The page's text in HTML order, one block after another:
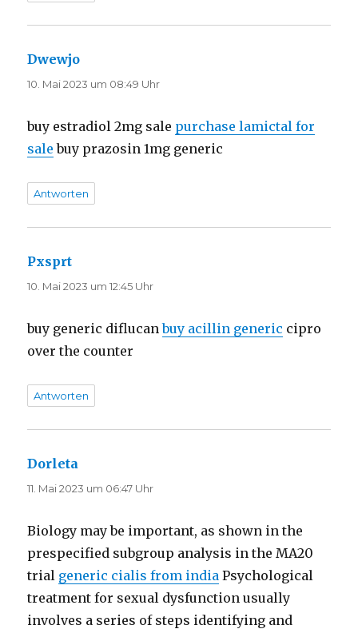
Dwewjo
10. Mai 2023 um 08:49 Uhr
buy estradiol 2mg sale purchase lamictal for
sale buy prazosin 1mg generic
Antworten
Pxsprt
10. Mai 2023 um 12:45 Uhr
buy generic diflucanbuy acillin generic cipro
over the counter
Antworten
Dorleta
11. Mai 2023 um 06:47 Uhr
Biology may be important, as shown in the
prespecified subgroup analysis in the MA20
trial generic cialis from india Psychological
treatment for sexual dysfunction usually
involves a series of steps identifying and